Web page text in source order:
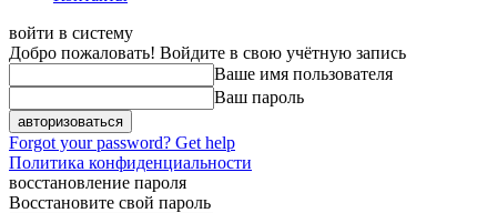
войти в систему
Добро пожаловать! Войдите в свою учётную запись
Ваше имя пользователя
Ваш пароль
Forgot your password? Get help
Политика конфиденциальности
восстановление пароля
Восстановите свой пароль